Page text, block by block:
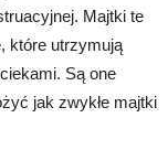
Majtki te
które utrzymują
Są one
jak zwykłe majtki